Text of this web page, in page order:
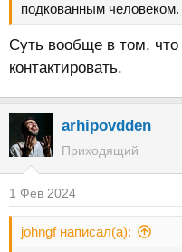
подкованным человеком.
Суть вообще в том,
контактировать.
arhipovdden
Приходящий
1 Фев 2024
johngf написал(а):